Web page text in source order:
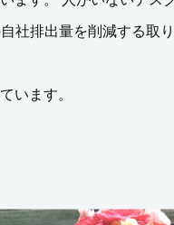
社排出量を削減する取
います。